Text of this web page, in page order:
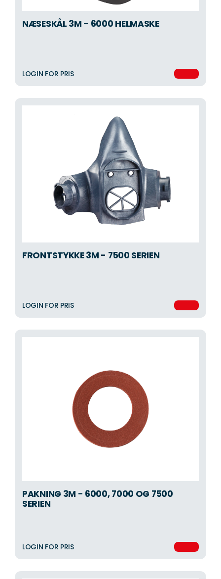
NÆSESKÅL 3M - 6000 HELMASKE
LOGIN FOR PRIS
FRONTSTYKKE 3M - 7500 SERIEN
LOGIN FOR PRIS
PAKNING 3M - 6000, 7000 OG 7500
SERIEN
LOGIN FOR PRIS